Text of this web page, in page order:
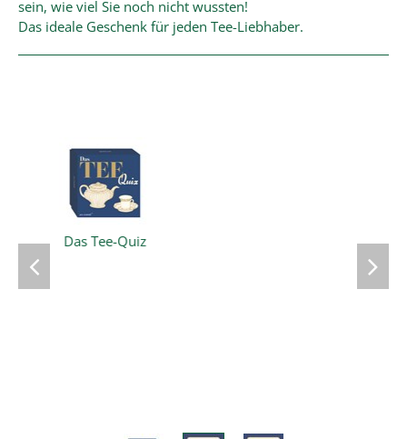
sein, wie viel Sie noch nicht wussten!
Das ideale Geschenk für jeden Tee-Liebhaber.